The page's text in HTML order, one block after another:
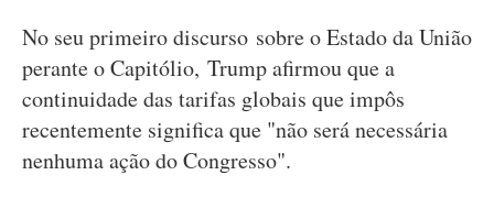
No seu primeiro discurso sobre o Estado da União
perante o Capitólio, Trump afirmou que a
continuidade das tarifas globais que impôs
recentemente significa que "não será necessária
nenhuma ação do Congresso".